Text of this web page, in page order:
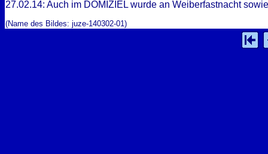
27.02.14: Auch im DOMIZIEL wurde an Weiberfastnacht
(Name des Bildes: juze-140302-01)